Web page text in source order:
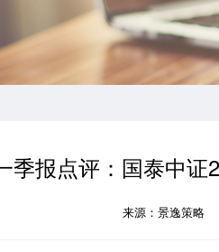
季报点评：国泰中
来源：景逸策略